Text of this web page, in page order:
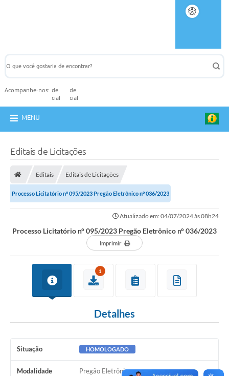
Acompanhe-nos:
MENU
Editais de Licitações
Editais Editais de Licitações
Processo Licitatório n° 095/2023 Pregão Eletrônico n° 036/2023
Atualizado em: 04/07/2024 às 08h24
Processo Licitatório n° 095/2023 Pregão Eletrônico n° 036/2023
Imprimir
1
Detalhes
Situação HOMOLOGADO
Modalidade Pregão Eletrônico